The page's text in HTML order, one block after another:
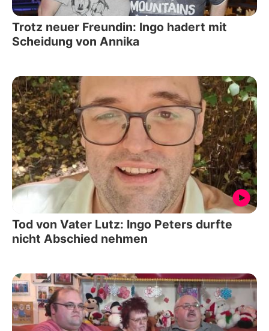
Trotz neuer Freundin: Ingo hadert mit
Scheidung von Annika
Tod von Vater Lutz: Ingo Peters durfte
nicht Abschied nehmen